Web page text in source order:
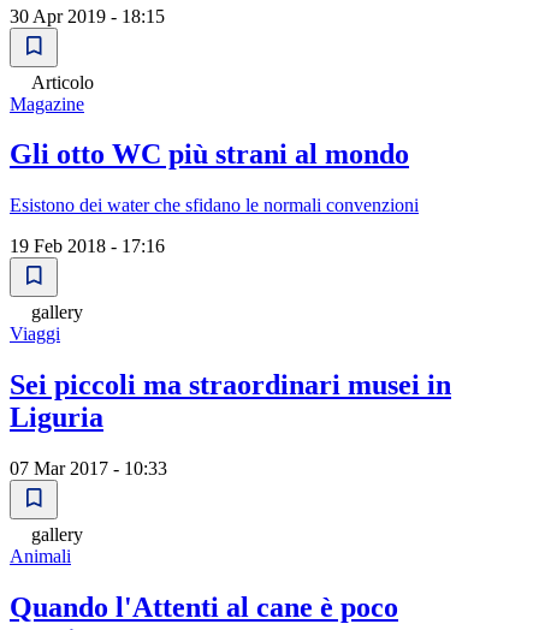
30 Apr 2019 - 18:15
Articolo
Magazine
Gli otto WC più strani al mondo
Esistono dei water che sfidano le normali convenzioni
19 Feb 2018 - 17:16
gallery
Viaggi
Sei piccoli ma straordinari musei in
Liguria
07 Mar 2017 - 10:33
gallery
Animali
Quando l'Attenti al cane è poco